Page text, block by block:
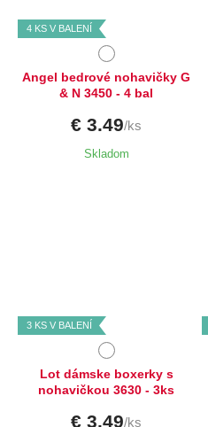
4 KS V BALENÍ
Angel bedrové nohavičky G
& N 3450 - 4 bal
€ 3.49/ks
Skladom
3 KS V BALENÍ
Lot dámske boxerky s
nohavičkou 3630 - 3ks
€ 3.49/ks